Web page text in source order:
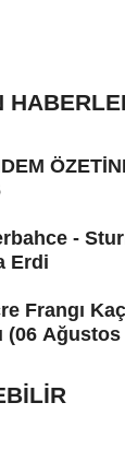
-
Erdi
Frangı
(06 Ağustos